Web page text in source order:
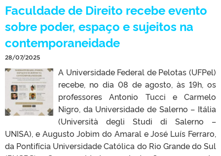
Faculdade de Direito recebe evento
sobre poder, espaço e sujeitos na
contemporaneidade
28/07/2025
A Universidade Federal de Pelotas (UFPel)
recebe, no dia 08 de agosto, às 19h, os
professores Antonio Tucci e Carmelo
Nigro, da Universidade de Salerno – Itália
(Università degli Studi di Salerno –
UNISA), e Augusto Jobim do Amaral e José Luís Ferraro,
da Pontifícia Universidade Católica do Rio Grande do Sul